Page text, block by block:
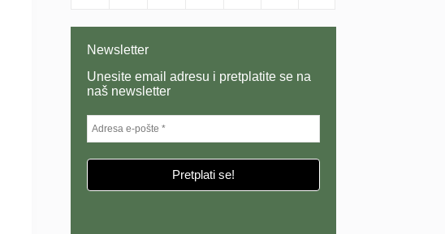
Newsletter
Unesite email adresu i pretplatite se na
naš newsletter